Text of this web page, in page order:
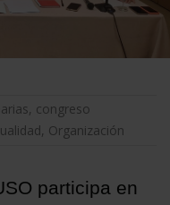
, congreso
, Organización
participa en